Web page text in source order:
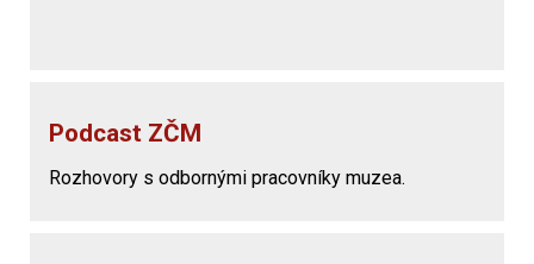
Podcast ZČM
Rozhovory s odbornými pracovníky muzea.